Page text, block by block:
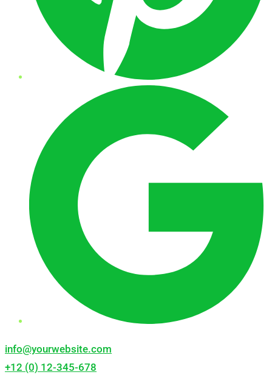
info@yourwebsite.com
+12 (0) 12-345-678